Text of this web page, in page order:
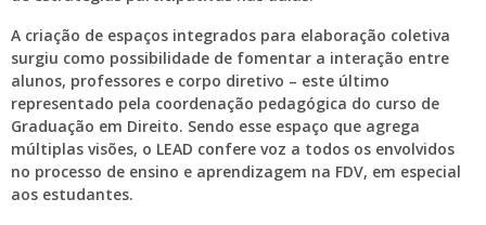
A criação de espaços integrados para elaboração coletiva
surgiu como possibilidade de fomentar a interação entre
alunos, professores e corpo diretivo – este último
representado pela coordenação pedagógica do curso de
Graduação em Direito. Sendo esse espaço que agrega
múltiplas visões, o LEAD confere voz a todos os envolvidos
no processo de ensino e aprendizagem na FDV, em especial
aos estudantes.